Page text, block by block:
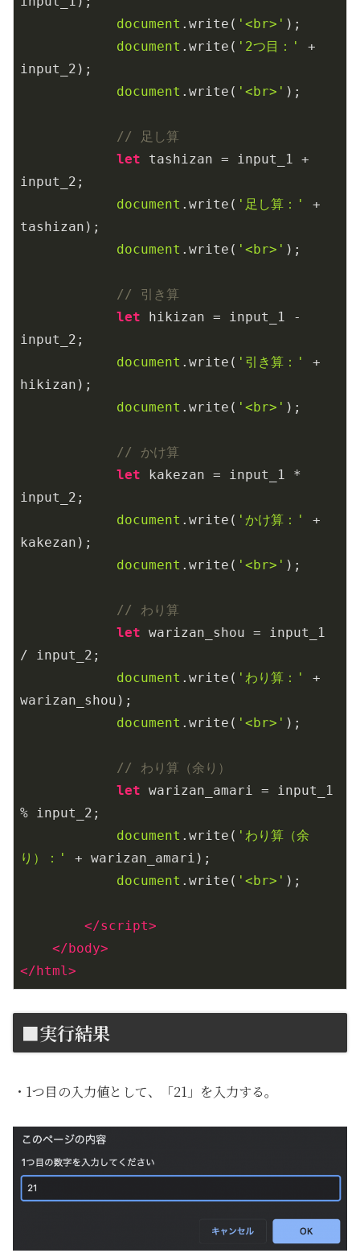
document .write( '<br>' );
document .write( '2つ目：'
+
input_2);
document .write( '<br>' );
// 足し算
let tashizan = input_1 +
input_2;
document .write( '足し算：'
+
tashizan);
document .write( '<br>' );
// 引き算
let hikizan = input_1 -
input_2;
document .write( '引き算：'
+
hikizan);
document .write( '<br>' );
// かけ算
let kakezan = input_1 *
input_2;
document .write( 'かけ算：'
+
kakezan);
document .write( '<br>' );
// わり算
let warizan_shou = input_1
/ input_2;
document .write( 'わり算：'
+
warizan_shou);
document .write( '<br>' );
// わり算（余り）
let warizan_amari = input_1
% input_2;
document .write( 'わり算（余
り）：'
+ warizan_amari);
document .write( '<br>' );
</script>
</body>
</html >
■実行結果
・1つ目の入力値として、「21」を入力する。